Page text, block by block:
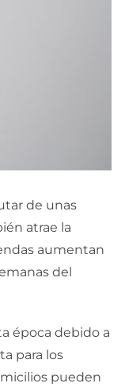
de unas
atrae la
aumentan
del
época debido a
para los
pueden